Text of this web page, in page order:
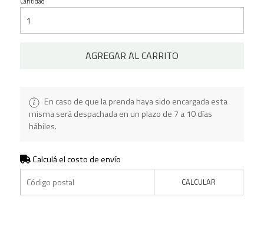
AGREGAR AL CARRITO
En caso de que la prenda haya sido encargada esta
misma será despachada en un plazo de 7 a 10 días
hábiles.
Calculá el costo de envío
CALCULAR